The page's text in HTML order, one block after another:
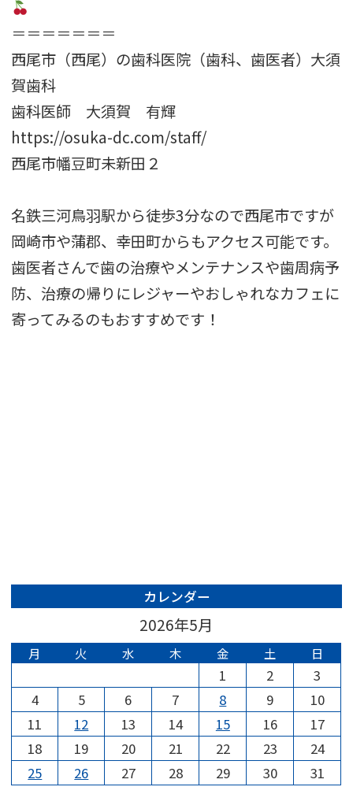
＝＝＝＝＝＝＝
西尾市（西尾）の歯科医院（歯科、歯医者）大須
賀歯科
歯科医師 大須賀 有輝
https://osuka-dc.com/staff/
西尾市幡豆町未新田２
名鉄三河鳥羽駅から徒歩3分なので西尾市ですが
岡崎市や蒲郡、幸田町からもアクセス可能です。
歯医者さんで歯の治療やメンテナンスや歯周病予
防、治療の帰りにレジャーやおしゃれなカフェに
寄ってみるのもおすすめです！
カレンダー
2026年5月
月 火 水 木 金 土 日
1 2
3
4
5 6 7 8 9
10
11
12 13 14 15 16
17
18
19 20 21 22 23
24
25
26 27 28 29 30 31